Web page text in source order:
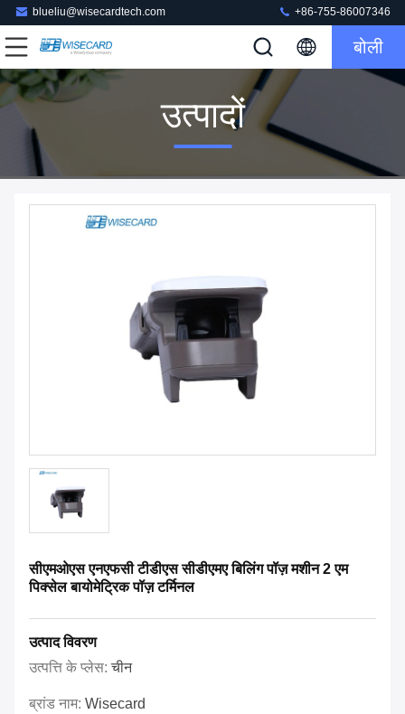
blueliu@wisecardtech.com +86-755-86007346
बोली
उत्पादों
सीएमओएस एनएफसी टीडीएस सीडीएमए बिलिंग पॉज़ मशीन 2 एम
पिक्सेल बायोमेट्रिक पॉज़ टर्मिनल
उत्पाद विवरण
उत्पत्ति के प्लेस:चीन
ब्रांड नाम: Wisecard